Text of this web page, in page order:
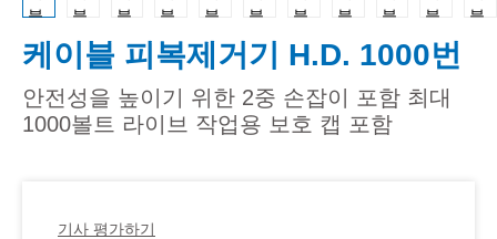
케이블 피복제거기 H.D. 1000번
안전성을 높이기 위한 2중 손잡이 포함 최대
1000볼트 라이브 작업용 보호 캡 포함
기사 평가하기